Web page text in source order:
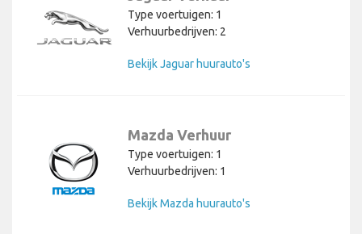
Type voertuigen: 1
Verhuurbedrijven: 2
Bekijk Jaguar huurauto's
Mazda Verhuur
Type voertuigen: 1
Verhuurbedrijven: 1
Bekijk Mazda huurauto's